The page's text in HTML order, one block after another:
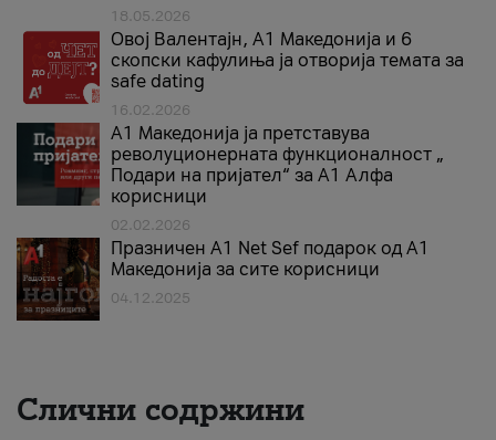
18.05.2026
Овој Валентајн, A1 Македонија и 6
скопски кафулиња ја отворија темата за
safe dating
16.02.2026
А1 Македонија ја претставува
револуционерната функционалност „
Подари на пријател“ за А1 Алфа
корисници
02.02.2026
Празничен A1 Net Sеf подарок од А1
Македонија за сите корисници
04.12.2025
Слични содржини